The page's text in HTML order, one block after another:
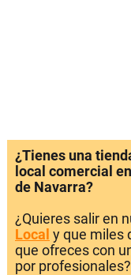
¿Tienes una
local comercial
de Navarra?
¿Quieres salir en
Local y que miles
que ofreces con
por profesionales?